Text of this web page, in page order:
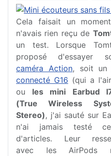
Cela faisait un
n'avais rien reçu de
un test. Lorsque
proposé d'essayer
caméra Action, soit un
connecté G16 (qui a
ou les mini Earbud
(True Wireless
Stereo), j'ai sauté sur
n'ai jamais testé
d'articles. Leur
avec les AirPods